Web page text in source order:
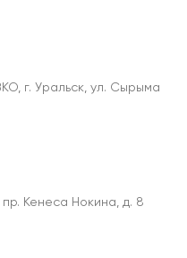
г. Уральск, ул. Сырыма
пр. Кенеса Нокина, д. 8